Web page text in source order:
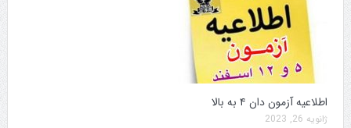
اطلاعیه آزمون دان ۴ به بالا
ژانویه 26, 2023